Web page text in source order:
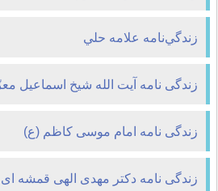
زندگي‌نامه علامه حلي
زندگی نامه آیت الله شیخ اسماعیل
زندگی نامه امام موسی کاظم (ع)
زندگی نامه دکتر مهدی الهی قمشه ای